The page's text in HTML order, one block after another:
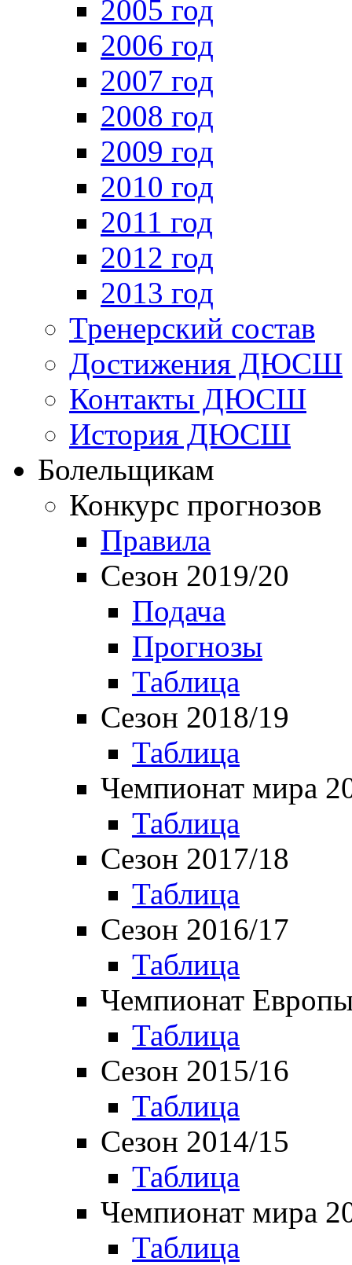
2005 год
2006 год
2007 год
2008 год
2009 год
2010 год
2011 год
2012 год
2013 год
Тренерский состав
Достижения ДЮСШ
Контакты ДЮСШ
История ДЮСШ
Болельщикам
Конкурс прогнозов
Правила
Сезон 2019/20
Подача
Прогнозы
Таблица
Сезон 2018/19
Таблица
Чемпионат мира
Таблица
Сезон 2017/18
Таблица
Сезон 2016/17
Таблица
Чемпионат
Таблица
Сезон 2015/16
Таблица
Сезон 2014/15
Таблица
Чемпионат мира
Таблица